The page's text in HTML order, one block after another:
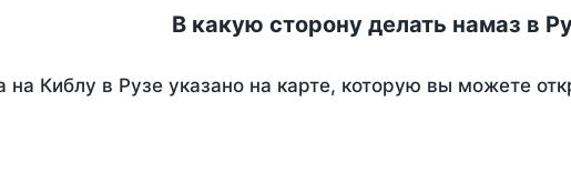
В какую сторону делать намаз в
на Киблу в Рузе указано на карте, которую вы можете